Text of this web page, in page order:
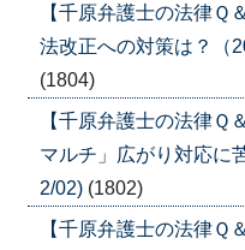
【千原弁護士の法律
法改正への対策は？（
(1804)
【千原弁護士の法律
マルチ」広がり対応に
2/02) (1802)
【千原弁護士の法律